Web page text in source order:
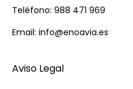
Teléfono: 988 471 969
Email: info@enoavia.es
Aviso Legal